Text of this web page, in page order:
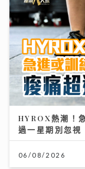
HYROX熱潮！
過一星期別忽視
06/08/2026